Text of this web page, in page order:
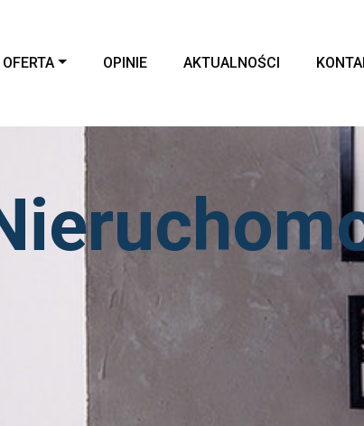
OFERTA OPINIE AKTUALNOŚCI